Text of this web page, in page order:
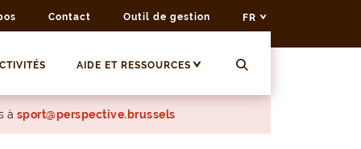
Contact Outil de gestion FR
AIDE ET RESSOURCES
à sport@perspective.brussels